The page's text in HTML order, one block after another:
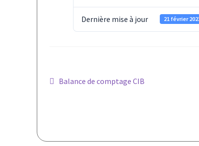
Dernière mise à jour 21 février
Navigation
Article
Balance de comptage CIB